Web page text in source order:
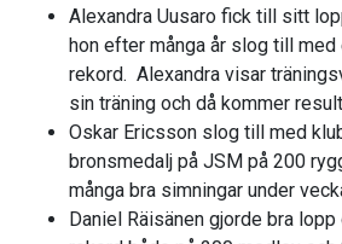
Alexandra Uusaro fick till sitt
hon efter många år slog till
rekord. Alexandra visar
sin träning och då kommer
Oskar Ericsson slog till med
bronsmedalj på JSM på 200
många bra simningar under
Daniel Räisänen gjorde bra